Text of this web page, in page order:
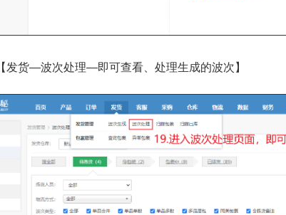
【发货—波次处理—即可查看、处理生成的波次】